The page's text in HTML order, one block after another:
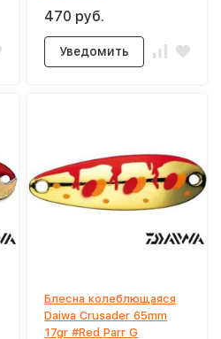
470 руб.
Уведомить
Блесна колеблющаяся
Daiwa Crusader 65mm
17gr #Red Parr G